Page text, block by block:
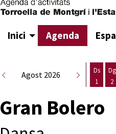
Inici Agenda
Agost 2026
Ds
1
Dg
2
Gran Bolero